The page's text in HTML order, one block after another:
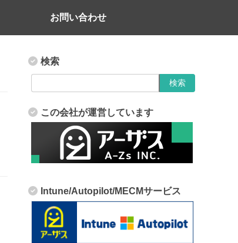
お問い合わせ
検索
この会社が運営しています
Intune/Autopilot/MECMサービス